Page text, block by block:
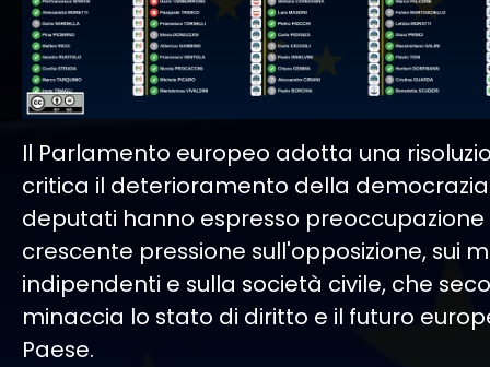
Il Parlamento europeo adotta una
critica il deterioramento della democrazia
deputati hanno espresso
crescente pressione sull'opposizione, sui
indipendenti e sulla società civile, che
minaccia lo stato di diritto e il futuro
Paese.